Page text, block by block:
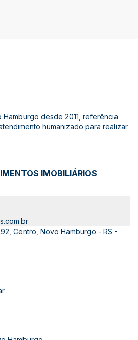
Hamburgo desde 2011, referência
humanizado para realizar
IMOBILIÁRIOS
Centro, Novo Hamburgo - RS -